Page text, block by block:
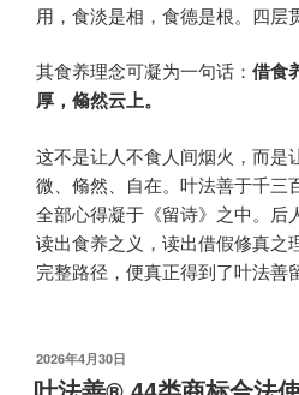
用，食淡是相，食德是根。四层
其食养理念可凝为一句话：​ 借食
厚，翛然云上。​
这不是让人不食人间烟火，而是
微、翛然、自在。叶法善于千三
全部心得凝于《留诗》之中。后
读出食养之义，读出借假修真之
完整路径，便真正得到了叶法善
发
布
2026年4月30日